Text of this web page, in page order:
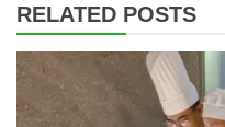
RELATED POSTS